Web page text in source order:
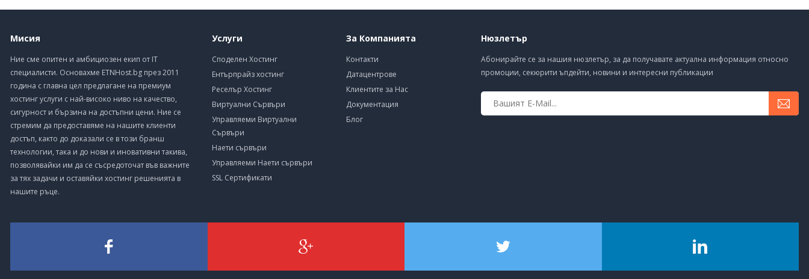
Мисия
Ние сме опитен и амбициозен екип от IT
специалисти. Основахме ETNHost.bg през 2011
година с главна цел предлагане на премиум
хостинг услуги с най-високо ниво на качество,
сигурност и бързина на достъпни цени. Ние се
стремим да предоставяме на нашите клиенти
достъп, както до доказали се в този бранш
технологии, така и до нови и иновативни такива,
позволявайки им да се съсредоточат във важните
за тях задачи и оставяйки хостинг решенията в
нашите ръце.
Услуги
Споделен Хостинг
Ентърпрайз хостинг
Реселър Хостинг
Виртуални Сървъри
Управляеми Виртуални
Сървъри
Наети сървъри
Управляеми Наети сървъри
SSL Сертификати
За Компанията
Контакти
Датацентрове
Клиентите за Нас
Документация
Блог
Нюзлетър
Абонирайте се за нашия нюзлетър, за да получавате актуална информация относно
промоции, секюрити ъпдейти, новини и интересни публикации